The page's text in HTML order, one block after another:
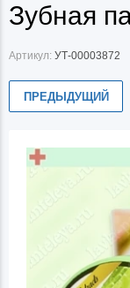
Зубная
Артикул: УТ-00003872
ПРЕДЫДУЩИЙ